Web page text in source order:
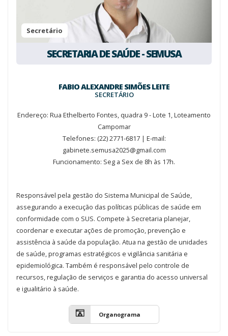
Secretário
SECRETARIA DE SAÚDE - SEMUSA
FABIO ALEXANDRE SIMÕES LEITE
SECRETÁRIO
Endereço: Rua Ethelberto Fontes, quadra 9 - Lote 1, Loteamento
Campomar
Telefones: (22)2771-6817 | E-mail:
gabinete.semusa2025@gmail.com
Funcionamento: Seg a Sex de 8h às 17h.
Responsável pela gestão do Sistema Municipal de Saúde,
assegurando a execução das políticas públicas de saúde em
conformidade com o SUS. Compete à Secretaria planejar,
coordenar e executar ações de promoção, prevenção e
assistência à saúde da população. Atua na gestão de unidades
de saúde, programas estratégicos e vigilância sanitária e
epidemiológica. Também é responsável pelo controle de
recursos, regulação de serviços e garantia do acesso universal
e igualitário à saúde.
Organograma